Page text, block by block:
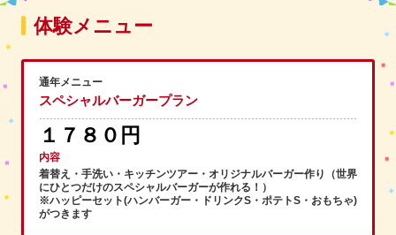
体験メニュー
通年メニュー
スペシャルバーガープラン
１７８０円
内容
着替え・手洗い・キッチンツアー・オリジナルバーガー作り（世界
にひとつだけのスペシャルバーガーが作れる！）
※ハッピーセット(ハンバーガー・ドリンクS・ポテトS・おもちゃ)
がつきます